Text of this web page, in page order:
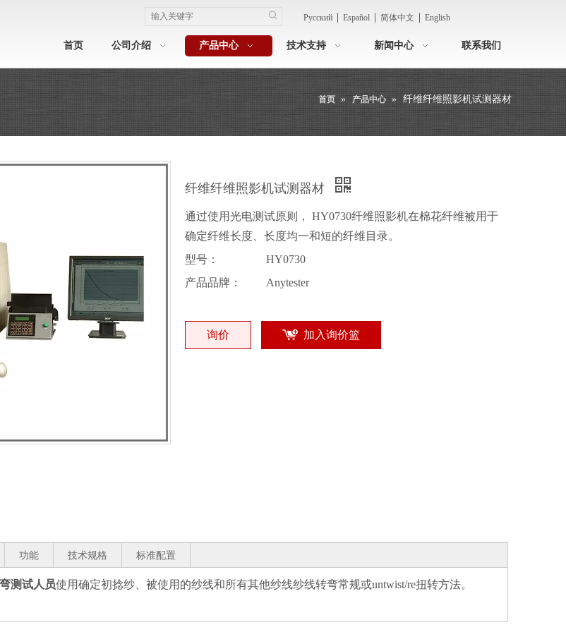
Pусский Español 简体中文 English
首页 公司介绍 产品中心 技术支持 新闻中心 联系我们
首页 » 产品中心 » 纤维纤维照影机试测器材
纤维纤维照影机试测器材
通过使用光电测试原则， HY0730纤维照影机在棉花纤维被用于
确定纤维长度、长度均一和短的纤维目录。
型号：
HY0730
产品品牌：
Anytester
询价 加入询价篮
功能 技术规格 标准配置
测试人员使用确定初捻纱、被使用的纱线和所有其他纱线纱线转弯常规或untwist/re扭转方法。